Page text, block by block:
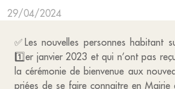
29/04/2024
✅Les nouvelles personnes habitant
1️⃣er janvier 2023 et qui n’ont pas
la cérémonie de bienvenue aux
priées de se faire connaitre en